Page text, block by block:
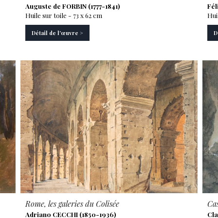
Auguste de FORBIN (1777-1841)
Huile sur toile - 73 x 62 cm
Détail de l'œuvre >
Rome, les galeries du Colisée
Adriano CECCHI (1850-1936)